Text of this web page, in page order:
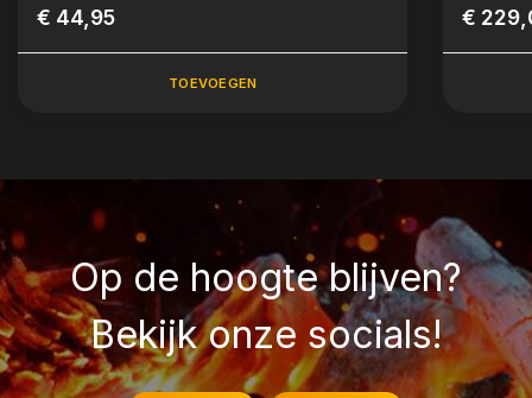
€ 44,95
TOEVOEGEN
€
Op de hoogte blijven?
Bekijk onze socials!